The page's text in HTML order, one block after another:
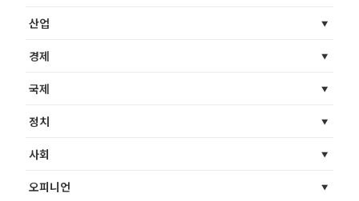
산업
경제
국제
정치
사회
오피니언